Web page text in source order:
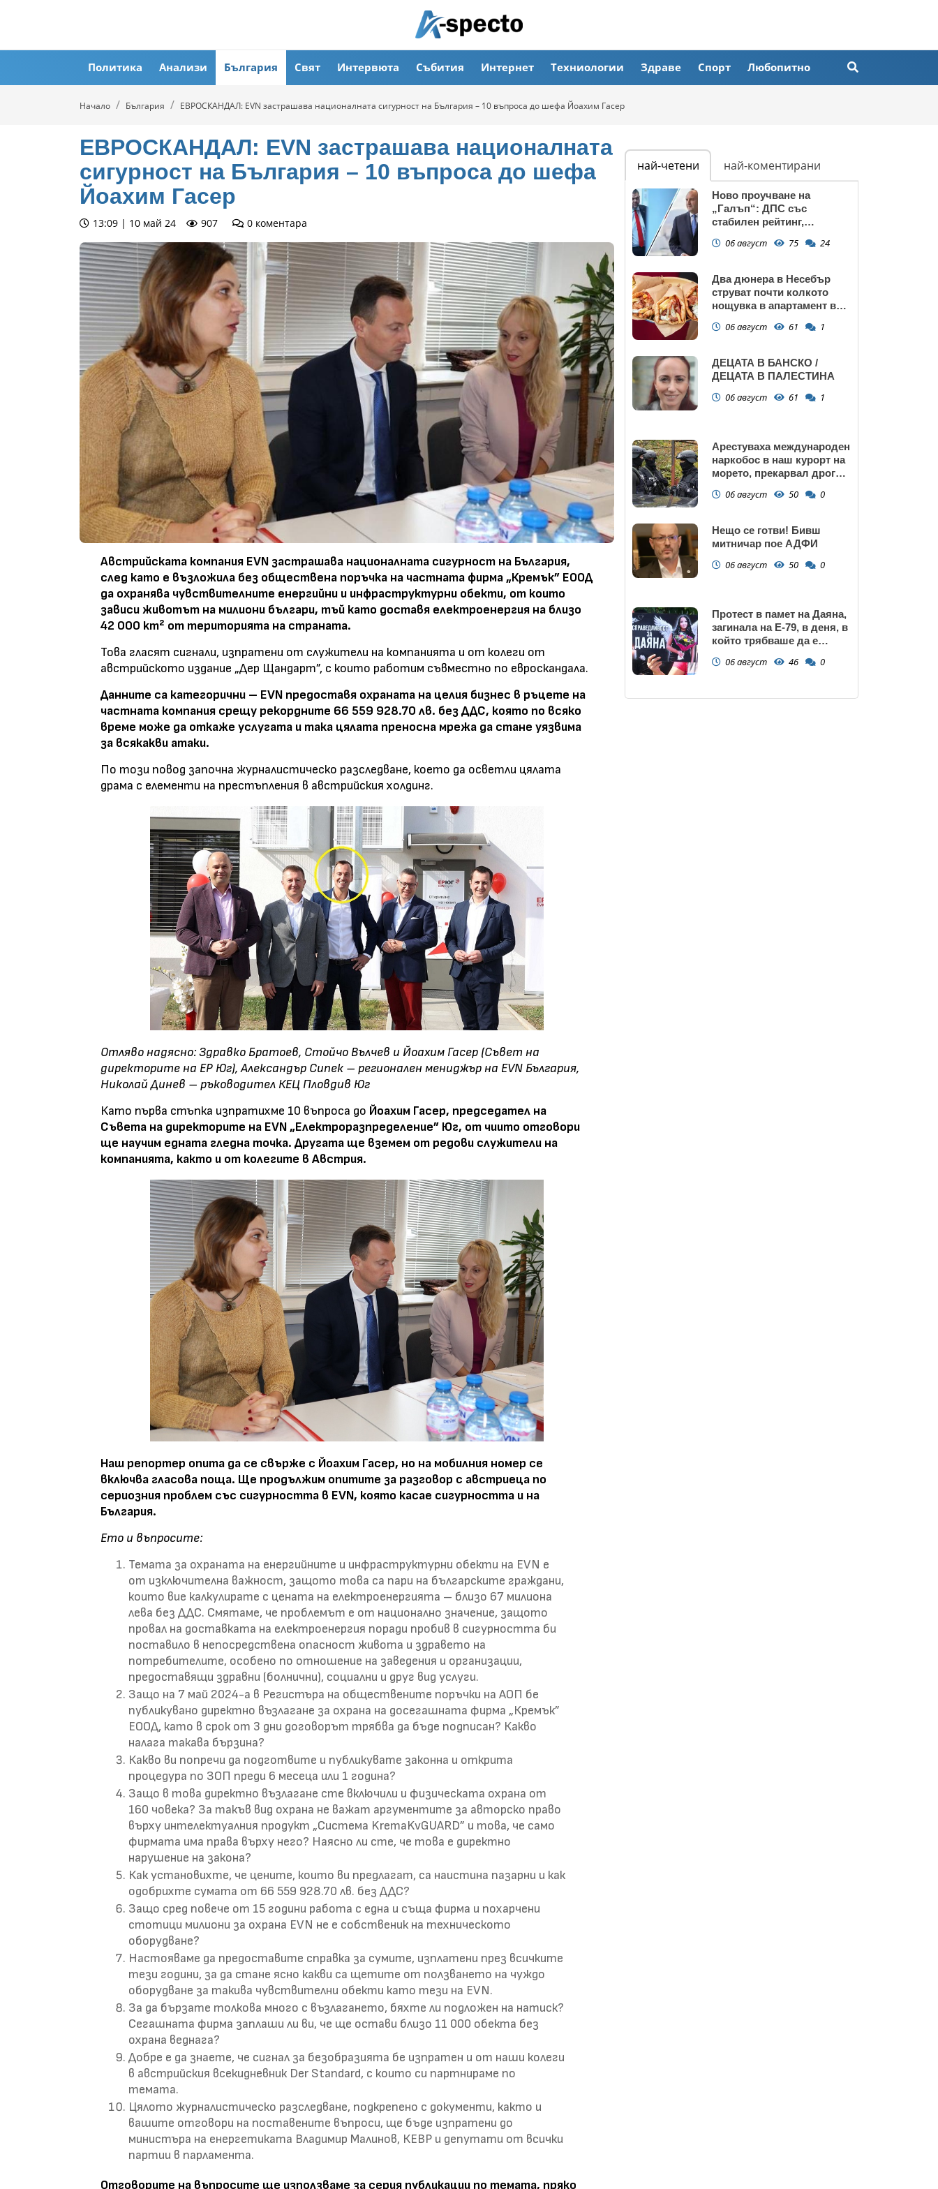
Политика Анализи България Свят Интервюта Събития Интернет Техниологии Здраве Спорт Любопитно
Начало България ЕВРОСКАНДАЛ: EVN застрашава националната сигурност на България – 10 въпроса до шефа Йоахим Гасер
ЕВРОСКАНДАЛ: EVN застрашава националната
сигурност на България – 10 въпроса до шефа
Йоахим Гасер
13:09 | 10 май 24 907 0 коментара
Австрийската компания EVN застрашава националната сигурност на България,
след като е възложила без обществена поръчка на частната фирма „Кремък” ЕООД
да охранява чувствителните енергийни и инфраструктурни обекти, от които
зависи животът на милиони българи, тъй като доставя електроенергия на близо
42 000 km² от територията на страната.
Това гласят сигнали, изпратени от служители на компанията и от колеги от
австрийското издание „Дер Щандарт”, с които работим съвместно по евроскандала.
Данните са категорични – EVN предоставя охраната на целия бизнес в ръцете на
частната компания срещу рекордните 66 559 928.70 лв. без ДДС, която по всяко
време може да откаже услугата и така цялата преносна мрежа да стане уязвима
за всякакви атаки.
По този повод започна журналистическо разследване, което да осветли цялата
драма с елементи на престъпления в австрийския холдинг.
Отляво надясно: Здравко Братоев, Стойчо Вълчев и Йоахим Гасер (Съвет на
директорите на ЕР Юг), Александър Сипек – регионален мениджър на EVN България,
Николай Динев – ръководител КЕЦ Пловдив Юг
Като първа стъпка изпратихме 10 въпроса до Йоахим Гасер, председател на
Съвета на директорите на EVN „Електроразпределение” Юг, от чиито отговори
ще научим едната гледна точка. Другата ще вземем от редови служители на
компанията, както и от колегите в Австрия.
Наш репортер опита да се свърже с Йоахим Гасер, но на мобилния номер се
включва гласова поща. Ще продължим опитите за разговор с австриеца по
сериозния проблем със сигурността в EVN, която касае сигурността и на
България.
Ето и въпросите:
Темата за охраната на енергийните и инфраструктурни обекти на EVN е
от изключителна важност, защото това са пари на българските граждани,
които вие калкулирате с цената на електроенергията – близо 67 милиона
лева без ДДС. Смятаме, че проблемът е от национално значение, защото
провал на доставката на електроенергия поради пробив в сигурността би
поставило в непосредствена опасност живота и здравето на
потребителите, особено по отношение на заведения и организации,
предоставящи здравни (болнични), социални и друг вид услуги.
Защо на 7 май 2024-а в Регистъра на обществените поръчки на АОП бе
публикувано директно възлагане за охрана на досегашната фирма „Кремък”
ЕООД, като в срок от 3 дни договорът трябва да бъде подписан? Какво
налага такава бързина?
Какво ви попречи да подготвите и публикувате законна и открита
процедура по ЗОП преди 6 месеца или 1 година?
Защо в това директно възлагане сте включили и физическата охрана от
160 човека? За такъв вид охрана не важат аргументите за авторско право
върху интелектуалния продукт „Система KremaKvGUARD” и това, че само
фирмата има права върху него? Наясно ли сте, че това е директно
нарушение на закона?
Как установихте, че цените, които ви предлагат, са наистина пазарни и как
одобрихте сумата от 66 559 928.70 лв. без ДДС?
Защо сред повече от 15 години работа с една и съща фирма и похарчени
стотици милиони за охрана EVN не е собственик на техническото
оборудване?
Настояваме да предоставите справка за сумите, изплатени през всичките
тези години, за да стане ясно какви са щетите от ползването на чуждо
оборудване за такива чувствителни обекти като тези на EVN.
За да бързате толкова много с възлагането, бяхте ли подложен на натиск?
Сегашната фирма заплаши ли ви, че ще остави близо 11 000 обекта без
охрана веднага?
Добре е да знаете, че сигнал за безобразията бе изпратен и от наши колеги
в австрийския всекидневник Der Standard, с които си партнираме по
темата.
Цялото журналистическо разследване, подкрепено с документи, както и
вашите отговори на поставените въпроси, ще бъде изпратени до
министъра на енергетиката Владимир Малинов, КЕВР и депутати от всички
партии в парламента.
Отговорите на въпросите ще използваме за серия публикации по темата, пряко
най-четени най-коментирани
Ново проучване на
„Галъп“: ДПС със
стабилен рейтинг,
запазва
06 август 75 24
Два дюнера в Несебър
струват почти колкото
нощувка в апартамент в
06 август 61 1
ДЕЦАТА В БАНСКО /
ДЕЦАТА В ПАЛЕСТИНА
06 август 61 1
Арестуваха международен
наркобос в наш курорт на
морето, прекарвал дрога
06 август 50 0
Нещо се готви! Бивш
митничар пое АДФИ
06 август 50 0
Протест в памет на Даяна,
загинала на Е-79, в деня, в
който трябваше да е
06 август 46 0